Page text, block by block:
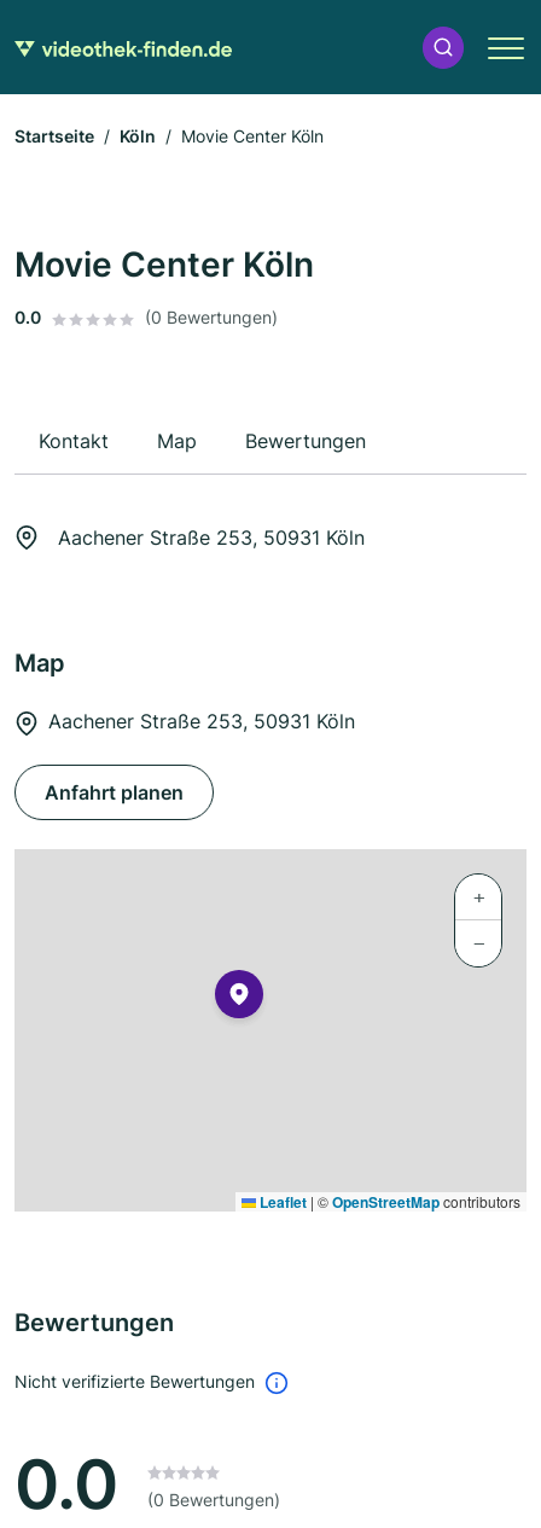
Startseite Köln Movie Center Köln
Movie Center Köln
0.0 (0 Bewertungen)
Kontakt Map Bewertungen
Aachener Straße 253, 50931 Köln
Map
Aachener Straße 253, 50931 Köln
Anfahrt planen
+
−
Leaflet | ©OpenStreetMapcontributors
Bewertungen
Nicht verifizierte Bewertungen
0.0 (0 Bewertungen)